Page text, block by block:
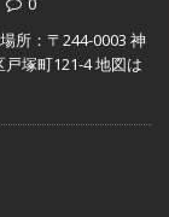
所：〒244-0003 神
塚町121-4 地図は